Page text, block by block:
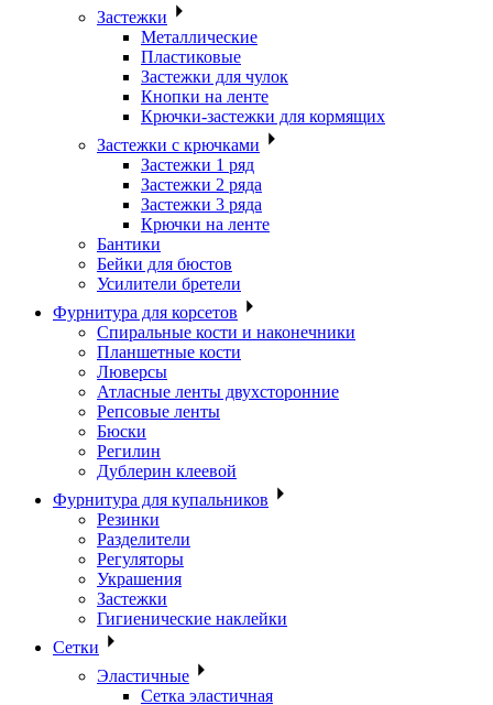
Застежки
Металлические
Пластиковые
Застежки для чулок
Кнопки на ленте
Крючки-застежки для кормящих
Застежки с крючками
Застежки 1 ряд
Застежки 2 ряда
Застежки 3 ряда
Крючки на ленте
Бантики
Бейки для бюстов
Усилители бретели
Фурнитура для корсетов
Спиральные кости и наконечники
Планшетные кости
Люверсы
Атласные ленты двухсторонние
Репсовые ленты
Бюски
Регилин
Дублерин клеевой
Фурнитура для купальников
Резинки
Разделители
Регуляторы
Украшения
Застежки
Гигиенические наклейки
Сетки
Эластичные
Сетка эластичная